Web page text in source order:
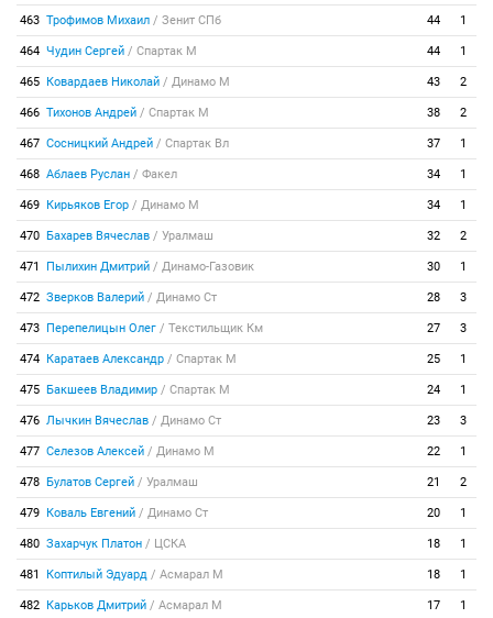
463 Трофимов Михаил / Зенит СПб 44 1
464 Чудин Сергей / Спартак М 44 1
465 Ковардаев Николай / Динамо М 43 2
466 Тихонов Андрей / Спартак М 38 2
467 Сосницкий Андрей / Спартак Вл 37 1
468 Аблаев Руслан / Факел 34 1
469 Кирьяков Егор / Динамо М 34 1
470 Бахарев Вячеслав / Уралмаш 32 2
471 Пылихин Дмитрий / Динамо-Газовик 30 1
472 Зверков Валерий / Динамо Ст 28 3
473 Перепелицын Олег / Текстильщик Км 27 3
474 Каратаев Александр / Спартак М 25 1
475 Бакшеев Владимир / Спартак М 24 1
476 Лычкин Вячеслав / Динамо Ст 23 3
477 Селезов Алексей / Динамо М 22 1
478 Булатов Сергей / Уралмаш 21 2
479 Коваль Евгений / Динамо Ст 20 1
480 Захарчук Платон / ЦСКА 18 1
481 Коптилый Эдуард / Асмарал М 18 1
482 Карьков Дмитрий / Асмарал М 17 1